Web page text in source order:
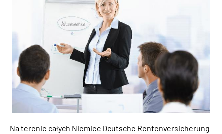
Na terenie całych Niemiec Deutsche Rentenversicherung